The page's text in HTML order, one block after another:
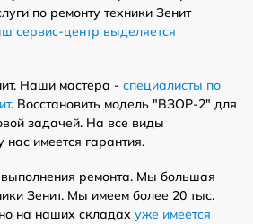
по ремонту техники Зенит
сервис-центр выделяется
Наши мастера - специалисты по
. Восстановить модель "ВЗОР-2" для
задачей. На все виды
имеется гарантия.
ремонта. Мы большая
Зенит. Мы имеем более 20 тыс.
на наших складах уже имеется